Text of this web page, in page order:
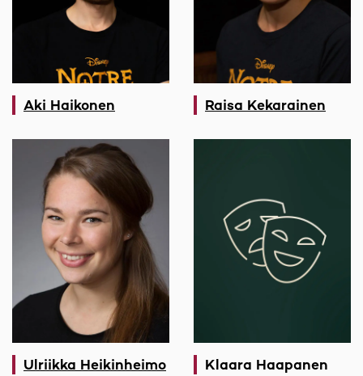
Aki Haikonen Raisa Kekarainen
Ulriikka Heikinheimo Klaara Haapanen